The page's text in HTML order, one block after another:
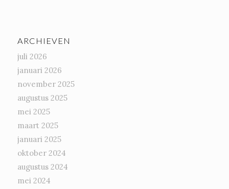
ARCHIEVEN
juli 2026
januari 2026
november 2025
augustus 2025
mei 2025
maart 2025
januari 2025
oktober 2024
augustus 2024
mei 2024